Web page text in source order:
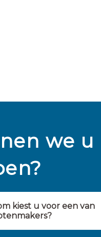
we u
kiest u voor een van